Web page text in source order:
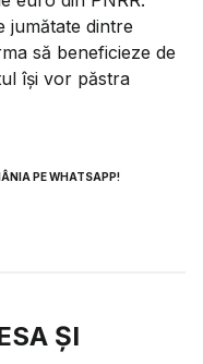
jumătate dintre
să beneficieze de
își vor păstra
PE WHATSAPP!
ȘI